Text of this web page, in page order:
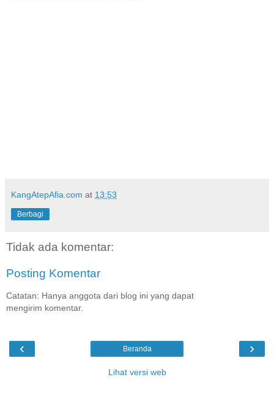
KangAtepAfia.com at 13:53
Berbagi
Tidak ada komentar:
Posting Komentar
Catatan: Hanya anggota dari blog ini yang dapat
mengirim komentar.
‹ ›
Beranda
Lihat versi web